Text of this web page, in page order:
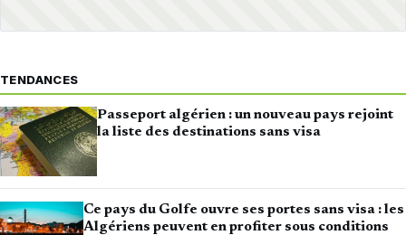
TENDANCES
Passeport algérien : un nouveau pays rejoint
la liste des destinations sans visa
Ce pays du Golfe ouvre ses portes sans visa : les
Algériens peuvent en profiter sous conditions